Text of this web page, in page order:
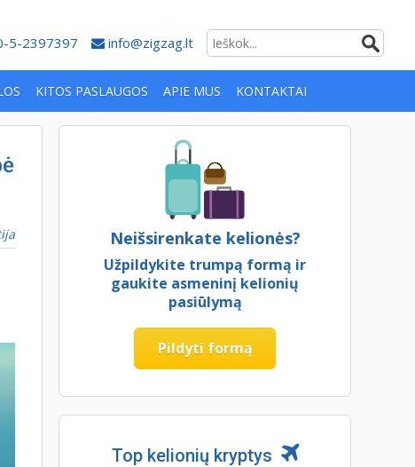
5-2397397 info@zigzag.lt
KITOS PASLAUGOS APIE MUS KONTAKTAI
Neišsirenkate kelionės?
Užpildykite trumpą formą ir
gaukite asmeninį kelionių
pasiūlymą
Pildyti formą
Top kelionių kryptys